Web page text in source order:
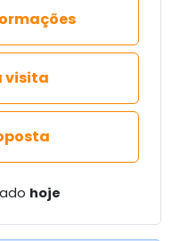
visita
hoje